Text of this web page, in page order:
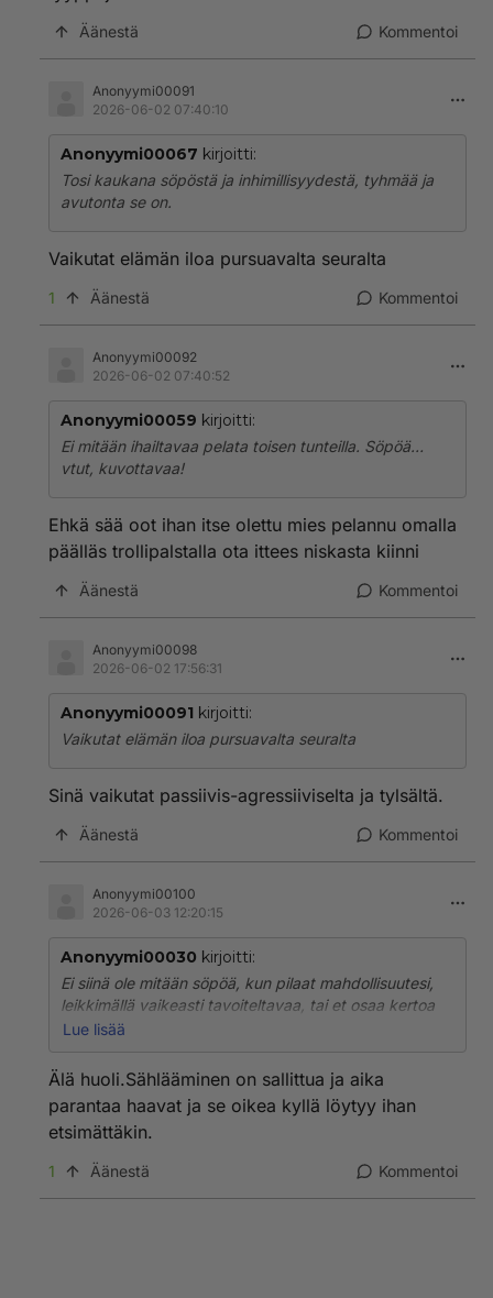
Äänestä Kommentoi
Anonyymi00091
2026-06-02 07:40:10
Anonyymi00067 kirjoitti:
Tosi kaukana söpöstä ja inhimillisyydestä, tyhmää ja
avutonta se on.
Vaikutat elämän iloa pursuavalta seuralta
1 Äänestä Kommentoi
Anonyymi00092
2026-06-02 07:40:52
Anonyymi00059 kirjoitti:
Ei mitään ihailtavaa pelata toisen tunteilla. Söpöä…
vtut, kuvottavaa!
Ehkä sää oot ihan itse olettu mies pelannu omalla
päälläs trollipalstalla ota ittees niskasta kiinni
Äänestä Kommentoi
Anonyymi00098
2026-06-02 17:56:31
Anonyymi00091 kirjoitti:
Vaikutat elämän iloa pursuavalta seuralta
Sinä vaikutat passiivis-agressiiviselta ja tylsältä.
Äänestä Kommentoi
Anonyymi00100
2026-06-03 12:20:15
Anonyymi00030 kirjoitti:
Ei siinä ole mitään söpöä, kun pilaat mahdollisuutesi,
leikkimällä vaikeasti tavoiteltavaa, tai et osaa kertoa
kiinnostustasi. Usein uutta tilaisuutta ei tule. Näitä
taakka, kun sitä oikeaa ei löytynytkään.
Lue lisää
Älä huoli.Sählääminen on sallittua ja aika
parantaa haavat ja se oikea kyllä löytyy ihan
etsimättäkin.
1 Äänestä Kommentoi